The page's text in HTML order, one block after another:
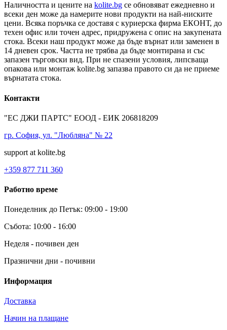
Наличността и цените на kolite.bg се обновяват ежедневно и
всеки ден може да намерите нови продукти на най-ниските
цени. Всяка поръчка се доставя с куриерска фирма ЕКОНТ, до
техен офис или точен адрес, придружена с опис на закупената
стока. Всеки наш продукт може да бъде върнат или заменен в
14 дневен срок. Частта не трябва да бъде монтирана и със
запазен търговски вид. При не спазени условия, липсваща
опакова или монтаж kolite.bg запазва правото си да не приеме
върнатата стока.
Контакти
"ЕС ДЖИ ПАРТС" ЕООД - ЕИК 206818209
гр. София, ул. "Любляна" № 22
support at kolite.bg
+359 877 711 360
Работно време
Понеделник до Петък: 09:00 - 19:00
Събота: 10:00 - 16:00
Неделя - почивен ден
Празнични дни - почивни
Информация
Доставка
Начин на плащане